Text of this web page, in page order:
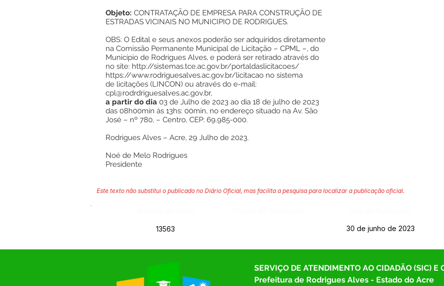
Objeto: CONTRATAÇÃO DE EMPRESA PARA CONSTRUÇÃO DE
ESTRADAS VICINAIS NO MUNICIPIO DE RODRIGUES.
OBS: O Edital e seus anexos poderão ser adquiridos diretamente
na Comissão Permanente Municipal de Licitação – CPML –, do
Município de Rodrigues Alves, e poderá ser retirado através do
no site: http://sistemas.tce.ac.gov.br/portaldaslicitacoes/
https://www.rodriguesalves.ac.gov.br/licitacao no sistema
de licitações (LINCON) ou através do e-mail:
cpl@rodrdriguesalves.ac.gov.br,
a partir do dia 03 de Julho de 2023 ao dia 18 de julho de 2023
das 08h00min às 13hs: 00min, no endereço situado na Av. São
José – nº 780, – Centro, CEP: 69.985-000.
Rodrigues Alves – Acre, 29 Julho de 2023.
Noé de Melo Rodrigues
Presidente
Este texto não substitui o publicado no Diário Oficial, mas facilita a pesquisa para localizar a publicação oficial.
13563 30 de junho de 2023
SERVIÇO DE ATENDIMENTO AO CIDADÃO (SIC) E
Prefeitura de Rodrigues Alves - Estado do Acre